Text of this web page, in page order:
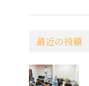
最近の投稿